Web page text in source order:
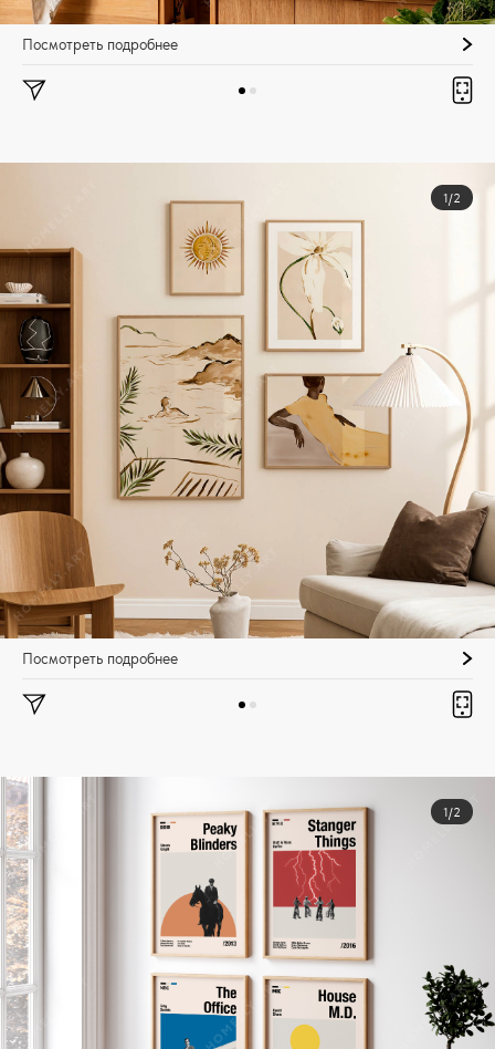
Посмотреть подробнее
1/2
Посмотреть подробнее
1/2